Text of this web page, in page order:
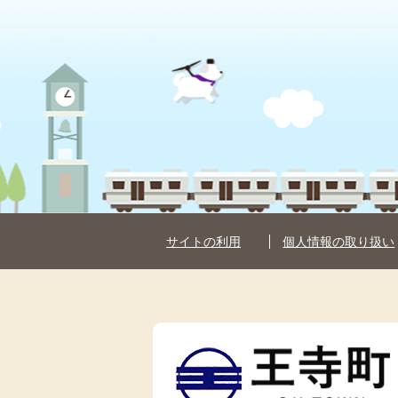
サイトの利用 個人情報の取り扱い
王
寺
町